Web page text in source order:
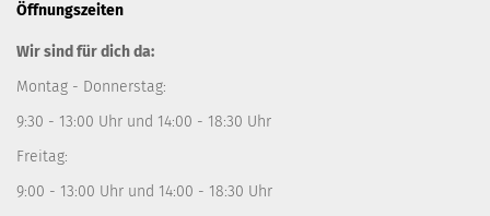
Öffnungszeiten
Wir sind für dich da:
Montag - Donnerstag:
9:30 - 13:00 Uhr und 14:00 - 18:30 Uhr
Freitag:
9:00 - 13:00 Uhr und 14:00 - 18:30 Uhr